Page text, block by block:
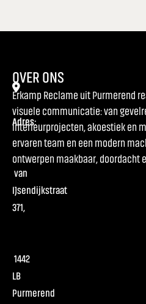
Adres:
van
IJsendijkstraat
371,
1442
LB
Purmerend
OVER ONS
Erkamp Reclame uit Purmerend
visuele communicatie: van
interieurprojecten, akoestiek en
ervaren team en een modern
ontwerpen maakbaar, doordacht